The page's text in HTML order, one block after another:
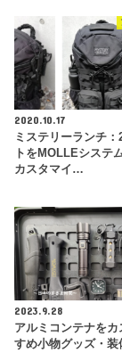
2020.10.17
ミステリーランチ
トをMOLLEシステ
カスタマイ…
2023.9.28
アルミコンテナを
すめ小物グッズ・装